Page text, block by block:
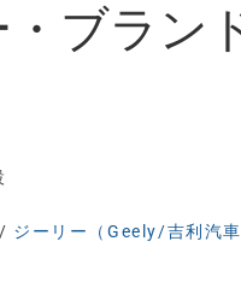
ブラン
/ ジーリー（Geely/吉利汽車